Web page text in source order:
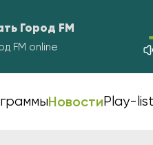
Город FM
FM online
НовостиPlay-list